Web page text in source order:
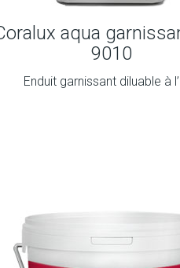
aqua
9010
Enduit garnissant diluable à